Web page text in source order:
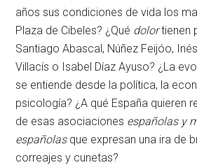
años sus condiciones de vida los
Plaza de Cibeles? ¿Qué dolortienen
Santiago Abascal, Núñez Feijóo,
Villacís o Isabel Díaz Ayuso? ¿La
se entiende desde la política, la
psicología? ¿A qué España quieren
de esas asociaciones españolas y
españolasque expresan una ira de
correajes y cunetas?